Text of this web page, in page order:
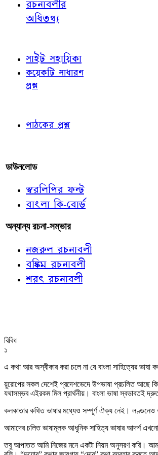
রচনাবলীর
অধিতথ্য
সাইট সহায়িকা
কয়েকটি সাধারণ
প্রশ্ন
পাঠকের প্রশ্ন
ডাউনলোড
স্বরলিপির ফন্ট
বাংলা কি-বোর্ড
অন্যান্য রচনা-সম্ভার
নজরুল রচনাবলী
বঙ্কিম রচনাবলী
শরৎ রচনাবলী
বিবিধ
১
এ কথা আর অস্বীকার করা চলে না যে বাংলা সাহিত্যের
য়ুরোপের সকল দেশেই প্রদেশভেদে উপভাষা প্রচলিত আছে
যথাসম্ভব এইরকম মিল প্রার্থনীয়। বাংলা ভাষা স্বভাবতই
কলকাতার কথিত ভাষার মধ্যেও সম্পূর্ণ ঐক্য নেই। লণ্ডনেও
আমাদের চলিত ভাষামূলক আধুনিক সাহিত্য ভাষার আদর্শ
তবু আপাতত আমি নিজের মনে একটা নিয়ম অনুসরণ করি।